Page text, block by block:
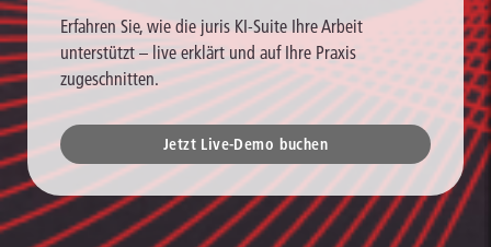
Erfahren Sie, wie die juris KI-Suite Ihre Arbeit
unterstützt – live erklärt und auf Ihre Praxis
zugeschnitten.
Jetzt Live-Demo buchen